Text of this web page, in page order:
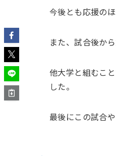
今後とも応援の
また、試合後か
他大学と組むこ
した。
最後にこの試合